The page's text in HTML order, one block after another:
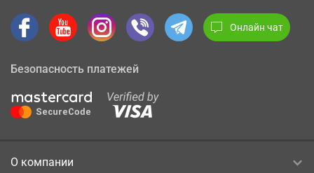
Онлайн чат
Безопасность платежей
О компании